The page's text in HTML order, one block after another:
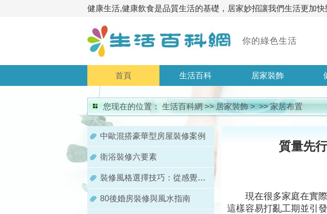
健康生活,健康飲食是品質生活的基礎，居家妙招讓我們生活更加快
你的綠色生活
首頁 生活百科 居家裝飾
您现在的位置： 生活百科網 >>居家裝飾> >>家居布置
質量先
現在很多家庭在實
這樣容易打亂工期並引
中歐混搭豪華型房屋裝修案例
衛浴裝修六要素
裝修風格選擇技巧：從感覺到實踐的完整指南
80後婚房裝修與風水指南